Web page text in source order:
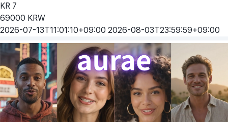
KR 7
69000 KRW
2026-07-13T11:01:10+09:00 2026-08-03T23:59:59+09:00